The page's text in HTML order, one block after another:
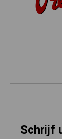
Schrijf